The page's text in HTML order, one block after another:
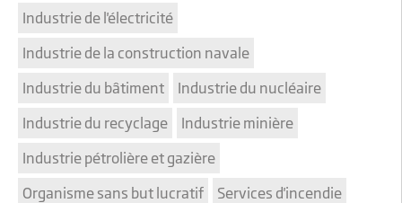
Industrie de l'électricité
Industrie de la construction navale
Industrie du bâtiment
Industrie du nucléaire
Industrie du recyclage
Industrie minière
Industrie pétrolière et gazière
Organisme sans but lucratif
Services d'incendie